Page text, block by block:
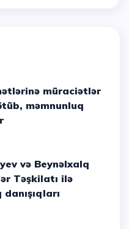
məmnunluq
Təşkilatı ilə